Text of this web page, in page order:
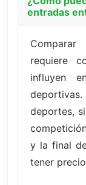
entradas
requiere
influyen
deportes,
y la final
tener